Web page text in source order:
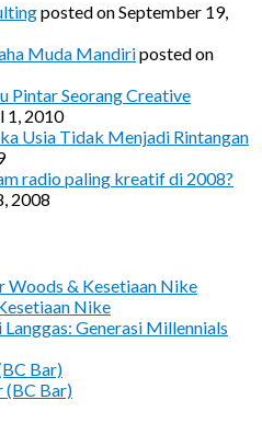
posted on September 19,
Muda Mandiriposted on
Pintar Seorang Creative
1, 2010
Usia Tidak Menjadi Rintangan
radio paling kreatif di 2008?
2008
Woods & Kesetiaan Nike
Nike
Langgas: Generasi Millennials
Bar)
(BC Bar)